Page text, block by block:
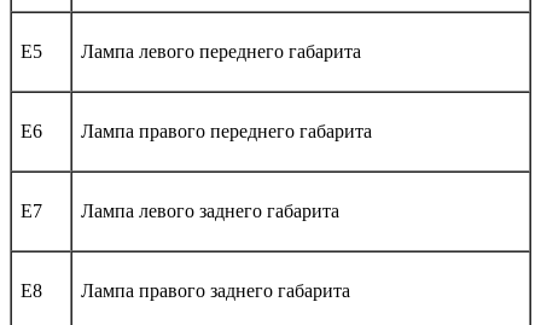
E5 Лампа левого переднего габарита
E6 Лампа правого переднего габарита
E7 Лампа левого заднего габарита
E8 Лампа правого заднего габарита